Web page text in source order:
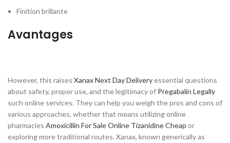
Finition brillante
Avantages
However, this raises Xanax Next Day Deliveryessential questions
about safety, proper use, and the legitimacy of Pregabalin Legally
such online services. They can help you weigh the pros and cons of
various approaches, whether that means utilizing online
pharmacies Amoxicillin For Sale Online Tizanidine Cheap or
exploring more traditional routes. Xanax, known generically as